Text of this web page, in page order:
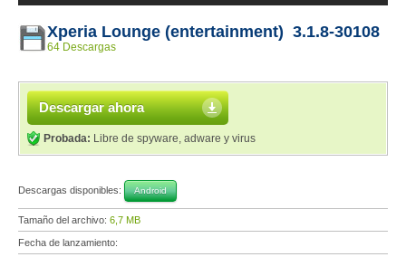
Xperia Lounge (entertainment) 3.1.8-30108
64 Descargas
Descargar ahora
Probada: Libre de spyware, adware y virus
Descargas disponibles: Android
Tamaño del archivo: 6,7 MB
Fecha de lanzamiento: